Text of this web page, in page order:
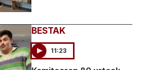
BESTAK
11:23